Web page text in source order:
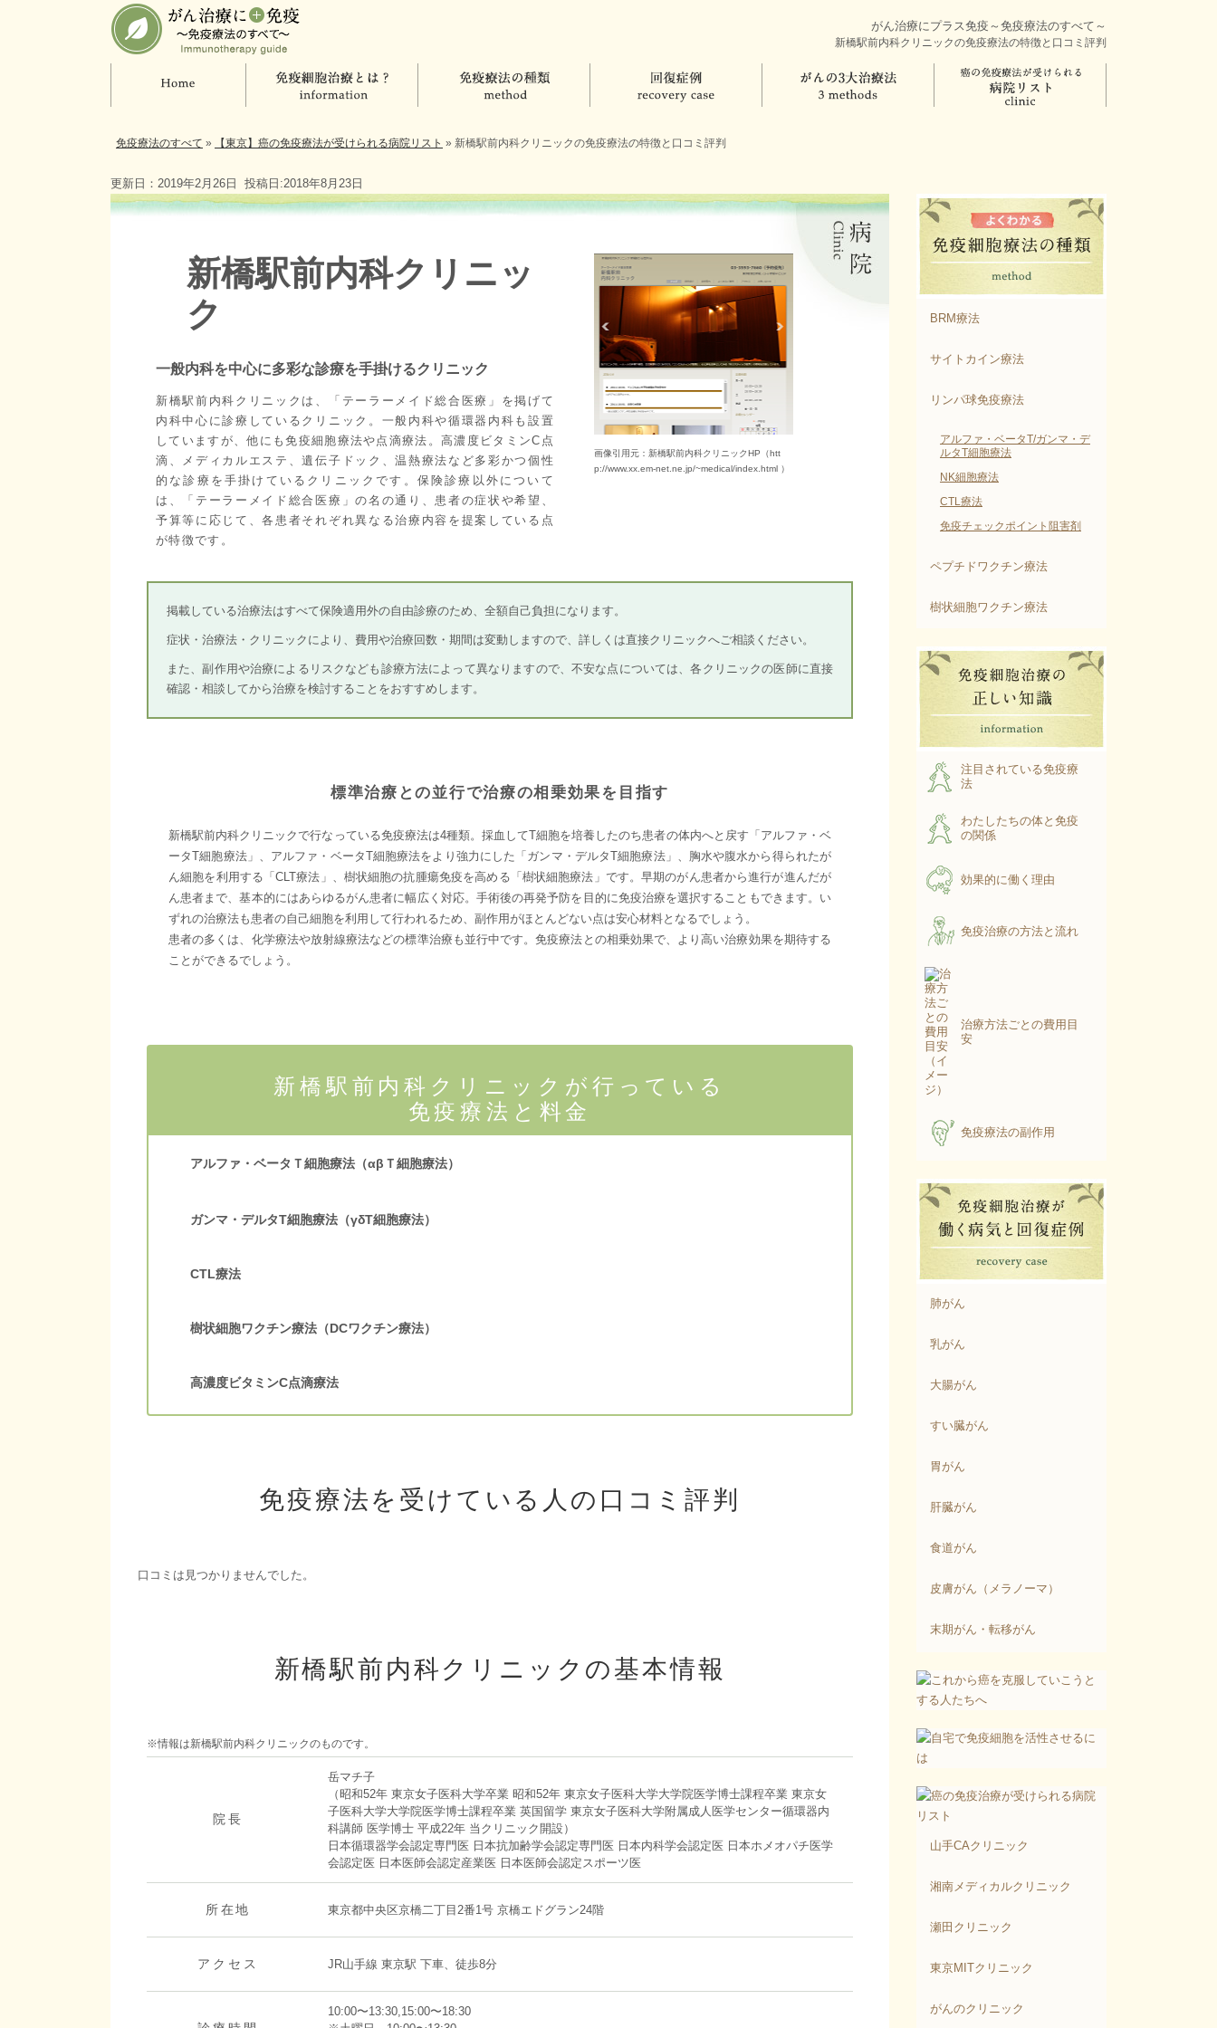
がん治療にプラス免疫～免疫療法のすべて～
新橋駅前内科クリニックの免疫療法の特徴と口コミ評判
免疫療法のすべて » 【東京】癌の免疫療法が受けられる病院リスト » 新橋駅前内科クリニックの免疫療法の特徴と口コミ評判
更新日：2019年2月26日 投稿日:2018年8月23日
新橋駅前内科クリニッ
ク
一般内科を中心に多彩な診療を手掛けるクリニック
新橋駅前内科クリニックは、「テーラーメイド総合医療」を掲げて
内科中心に診療しているクリニック。一般内科や循環器内科も設置
していますが、他にも免疫細胞療法や点滴療法。高濃度ビタミンC点
滴、メディカルエステ、遺伝子ドック、温熱療法など多彩かつ個性
的な診療を手掛けているクリニックです。保険診療以外について
は、「テーラーメイド総合医療」の名の通り、患者の症状や希望、
予算等に応じて、各患者それぞれ異なる治療内容を提案している点
が特徴です。
画像引用元：新橋駅前内科クリニックHP（htt
p://www.xx.em-net.ne.jp/~medical/index.html ）
掲載している治療法はすべて保険適用外の自由診療のため、全額自己負担になります。
症状・治療法・クリニックにより、費用や治療回数・期間は変動しますので、詳しくは直接クリニックへご相談ください。
また、副作用や治療によるリスクなども診療方法によって異なりますので、不安な点については、各クリニックの医師に直接
確認・相談してから治療を検討することをおすすめします。
標準治療との並行で治療の相乗効果を目指す
新橋駅前内科クリニックで行なっている免疫療法は4種類。採血してT細胞を培養したのち患者の体内へと戻す「アルファ・ベ
ータT細胞療法」、アルファ・ベータT細胞療法をより強力にした「ガンマ・デルタT細胞療法」、胸水や腹水から得られたが
ん細胞を利用する「CLT療法」、樹状細胞の抗腫瘍免疫を高める「樹状細胞療法」です。早期のがん患者から進行が進んだが
ん患者まで、基本的にはあらゆるがん患者に幅広く対応。手術後の再発予防を目的に免疫治療を選択することもできます。い
ずれの治療法も患者の自己細胞を利用して行われるため、副作用がほとんどない点は安心材料となるでしょう。
患者の多くは、化学療法や放射線療法などの標準治療も並行中です。免疫療法との相乗効果で、より高い治療効果を期待する
ことができるでしょう。
新橋駅前内科クリニックが行っている
免疫療法と料金
アルファ・ベータＴ細胞療法（αβＴ細胞療法）
ガンマ・デルタT細胞療法（γδT細胞療法）
CTL療法
樹状細胞ワクチン療法（DCワクチン療法）
高濃度ビタミンC点滴療法
免疫療法を受けている人の口コミ評判
口コミは見つかりませんでした。
新橋駅前内科クリニックの基本情報
※情報は新橋駅前内科クリニックのものです。
院長
岳マチ子
（昭和52年 東京女子医科大学卒業 昭和52年 東京女子医科大学大学院医学博士課程卒業 東京女
子医科大学大学院医学博士課程卒業 英国留学 東京女子医科大学附属成人医学センター循環器内
科講師 医学博士 平成22年 当クリニック開設）
日本循環器学会認定専門医 日本抗加齢学会認定専門医 日本内科学会認定医 日本ホメオパチ医学
会認定医 日本医師会認定産業医 日本医師会認定スポーツ医
所在地 東京都中央区京橋二丁目2番1号 京橋エドグラン24階
アクセス JR山手線 東京駅 下車、徒歩8分
10:00〜13:30,15:00〜18:30
BRM療法
サイトカイン療法
リンパ球免疫療法
アルファ・ベータT/ガンマ・デ
ルタT細胞療法
NK細胞療法
CTL療法
免疫チェックポイント阻害剤
ペプチドワクチン療法
樹状細胞ワクチン療法
注目されている免疫療
法
わたしたちの体と免疫
の関係
効果的に働く理由
免疫治療の方法と流れ
治療方法ごとの費用目
安
免疫療法の副作用
肺がん
乳がん
大腸がん
すい臓がん
胃がん
肝臓がん
食道がん
皮膚がん（メラノーマ）
末期がん・転移がん
山手CAクリニック
湘南メディカルクリニック
瀬田クリニック
東京MITクリニック
がんのクリニック